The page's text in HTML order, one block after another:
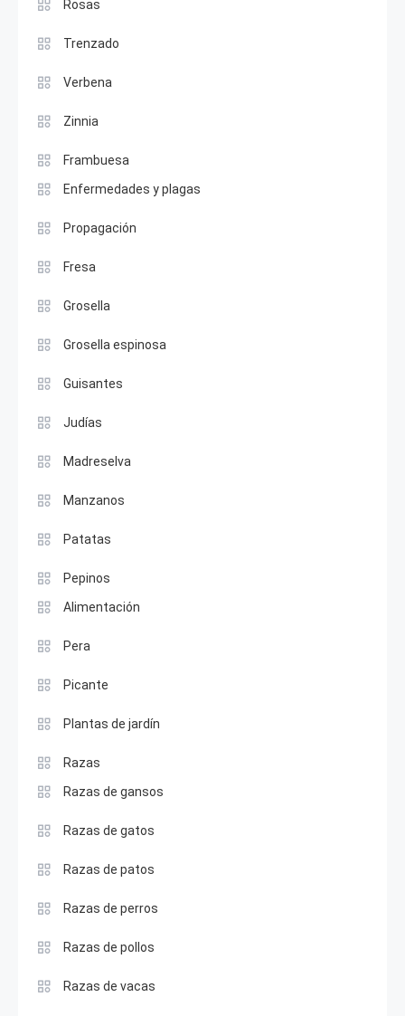
Rosas
Trenzado
Verbena
Zinnia
Frambuesa
Enfermedades y plagas
Propagación
Fresa
Grosella
Grosella espinosa
Guisantes
Judías
Madreselva
Manzanos
Patatas
Pepinos
Alimentación
Pera
Picante
Plantas de jardín
Razas
Razas de gansos
Razas de gatos
Razas de patos
Razas de perros
Razas de pollos
Razas de vacas